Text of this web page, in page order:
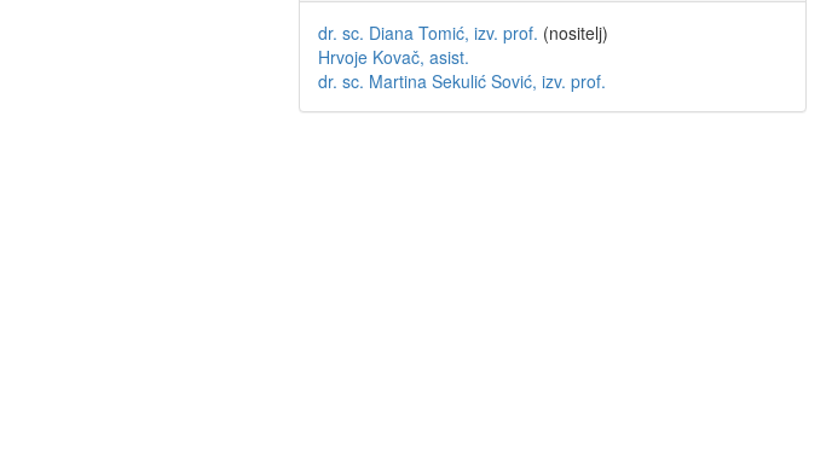
dr. sc. Diana Tomić, izv. prof. (nositelj)
Hrvoje Kovač, asist.
dr. sc. Martina Sekulić Sović, izv. prof.